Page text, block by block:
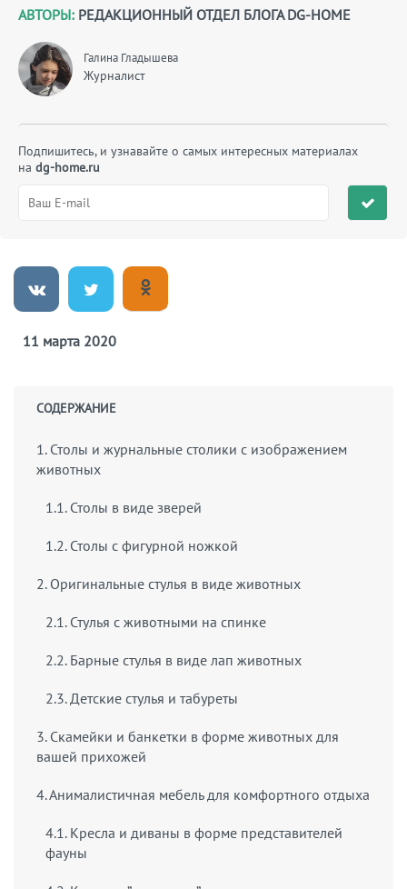
АВТОРЫ: РЕДАКЦИОННЫЙ ОТДЕЛ БЛОГА DG-HOME
Галина Гладышева
Журналист
Подпишитесь, и узнавайте о самых интересных материалах
на dg-home.ru
11 марта 2020
СОДЕРЖАНИЕ
1. Столы и журнальные столики с изображением
животных
1.1. Столы в виде зверей
1.2. Столы с фигурной ножкой
2. Оригинальные стулья в виде животных
2.1. Стулья с животными на спинке
2.2. Барные стулья в виде лап животных
2.3. Детские стулья и табуреты
3. Скамейки и банкетки в форме животных для
вашей прихожей
4. Анималистичная мебель для комфортного отдыха
4.1. Кресла и диваны в форме представителей
фауны